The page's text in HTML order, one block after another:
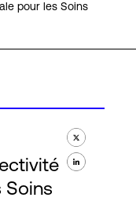
pour les Soins
Soins